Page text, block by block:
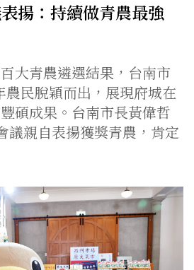
揚：持續做青農最強
大青農遴選結果，台南市
農民脫穎而出，展現府城在
碩成果。台南市長黃偉哲
議親自表揚獲獎青農，肯定